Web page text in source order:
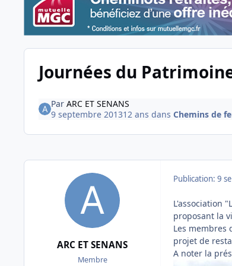
Journées du
Par ARC ET SENANS
9 septembre 201312 ans dans Chemins de
ARC ET SENANS
Membre
Publication: 9
L'association
proposant la
Les membres
projet de
A noter la